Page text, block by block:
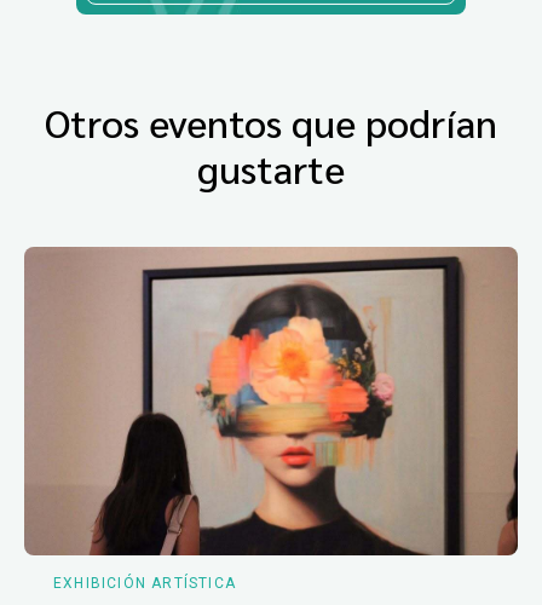
Otros eventos que podrían
gustarte
EXHIBICIÓN ARTÍSTICA